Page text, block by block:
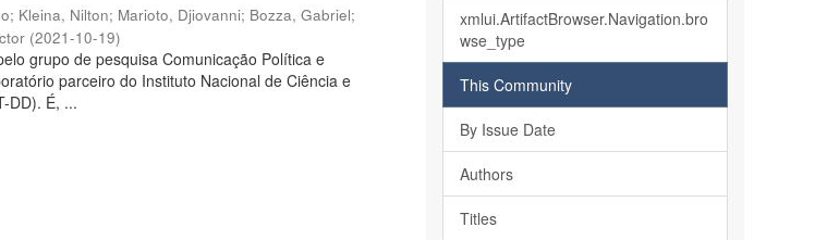
; Kleina, Nilton; Marioto, Djiovanni; Bozza, Gabriel;
(2021-10-19)
grupo de pesquisa Comunicação Política e
parceiro do Instituto Nacional de Ciência e
DD). É, ...
xmlui.ArtifactBrowser.Navigation.bro
wse_type
This Community
By Issue Date
Authors
Titles